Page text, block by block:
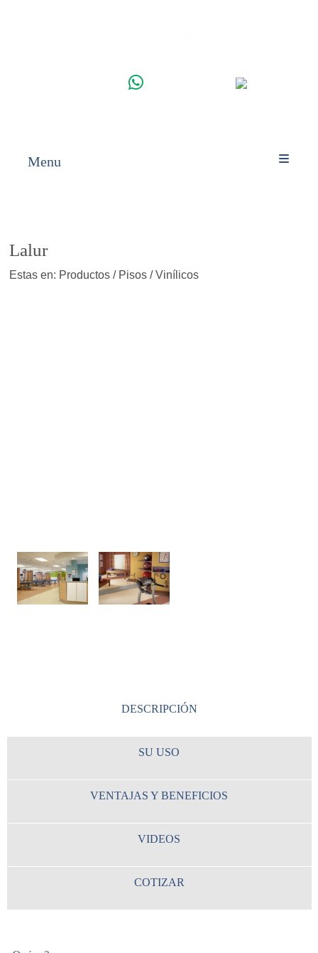
Menu
Lalur
Estas en: Productos / Pisos / Vinílicos
DESCRIPCIÓN
SU USO
VENTAJAS Y BENEFICIOS
VIDEOS
COTIZAR